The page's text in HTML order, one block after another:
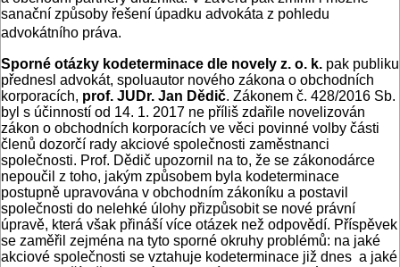
sanační způsoby řešení úpadku advokáta z pohledu
advokátního práva.
Sporné otázky kodeterminace dle novely z. o. k. pak publiku
přednesl advokát, spoluautor nového zákona o obchodních
korporacích, prof. JUDr. Jan Dědič. Zákonem č. 428/2016 Sb.
byl s účinností od 14. 1. 2017 ne příliš zdařile novelizován
zákon o obchodních korporacích ve věci povinné volby části
členů dozorčí rady akciové společnosti zaměstnanci
společnosti. Prof. Dědič upozornil na to, že se zákonodárce
nepoučil z toho, jakým způsobem byla kodeterminace
postupně upravována v obchodním zákoníku a postavil
společnosti do nelehké úlohy přizpůsobit se nové právní
úpravě, která však přináší více otázek než odpovědí. Příspěvek
se zaměřil zejména na tyto sporné okruhy problémů: na jaké
akciové společnosti se vztahuje kodeterminace již dnes a jaké